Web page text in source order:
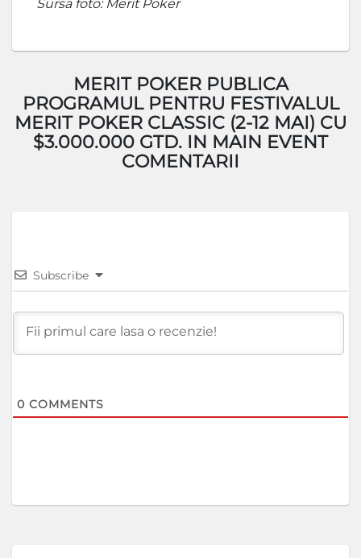
Sursa foto: Merit Poker
MERIT POKER PUBLICA
PROGRAMUL PENTRU FESTIVALUL
MERIT POKER CLASSIC (2-12 MAI) CU
$3.000.000 GTD. IN MAIN EVENT
COMENTARII
Subscribe
0 COMMENTS